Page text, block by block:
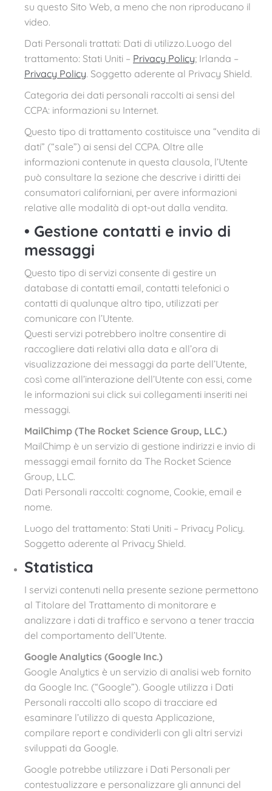
su questo Sito Web, a meno che non riproducano il
video.
Dati Personali trattati: Dati di utilizzo.Luogo del
trattamento: Stati Uniti – Privacy Policy; Irlanda –
Privacy Policy. Soggetto aderente al Privacy Shield.
Categoria dei dati personali raccolti ai sensi del
CCPA: informazioni su Internet.
Questo tipo di trattamento costituisce una “vendita di
dati” (“sale”) ai sensi del CCPA. Oltre alle
informazioni contenute in questa clausola, l’Utente
può consultare la sezione che descrive i diritti dei
consumatori californiani, per avere informazioni
relative alle modalità di opt-out dalla vendita.
• Gestione contatti e invio di
messaggi
Questo tipo di servizi consente di gestire un
database di contatti email, contatti telefonici o
contatti di qualunque altro tipo, utilizzati per
comunicare con l’Utente.
Questi servizi potrebbero inoltre consentire di
raccogliere dati relativi alla data e all’ora di
visualizzazione dei messaggi da parte dell’Utente,
così come all’interazione dell’Utente con essi, come
le informazioni sui click sui collegamenti inseriti nei
messaggi.
MailChimp (The Rocket Science Group, LLC.)
MailChimp è un servizio di gestione indirizzi e invio di
messaggi email fornito da The Rocket Science
Group, LLC.
Dati Personali raccolti: cognome, Cookie, email e
nome.
Luogo del trattamento: Stati Uniti – Privacy Policy.
Soggetto aderente al Privacy Shield.
Statistica
I servizi contenuti nella presente sezione permettono
al Titolare del Trattamento di monitorare e
analizzare i dati di traffico e servono a tener traccia
del comportamento dell’Utente.
Google Analytics (Google Inc.)
Google Analytics è un servizio di analisi web fornito
da Google Inc. (“Google”). Google utilizza i Dati
Personali raccolti allo scopo di tracciare ed
esaminare l’utilizzo di questa Applicazione,
compilare report e condividerli con gli altri servizi
sviluppati da Google.
Google potrebbe utilizzare i Dati Personali per
contestualizzare e personalizzare gli annunci del